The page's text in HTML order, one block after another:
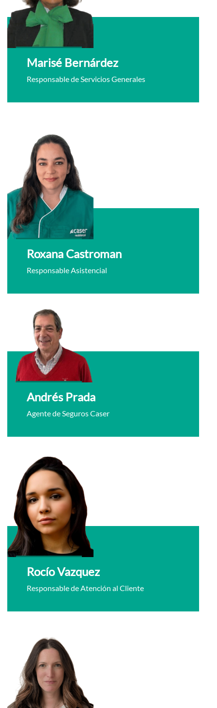
Marisé Bernárdez
Responsable de Servicios Generales
Roxana Castroman
Responsable Asistencial
Andrés Prada
Agente de Seguros Caser
Rocío Vazquez
Responsable de Atención al Cliente